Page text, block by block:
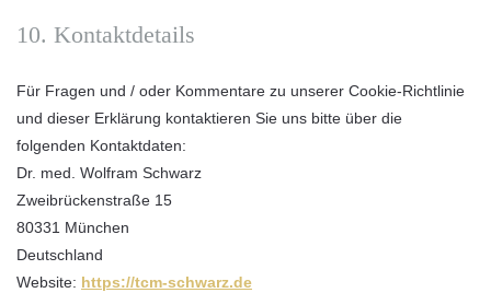
10. Kontaktdetails
Für Fragen und / oder Kommentare zu unserer Cookie-Richtlinie
und dieser Erklärung kontaktieren Sie uns bitte über die
folgenden Kontaktdaten:
Dr. med. Wolfram Schwarz
Zweibrückenstraße 15
80331 München
Deutschland
Website: https://tcm-schwarz.de